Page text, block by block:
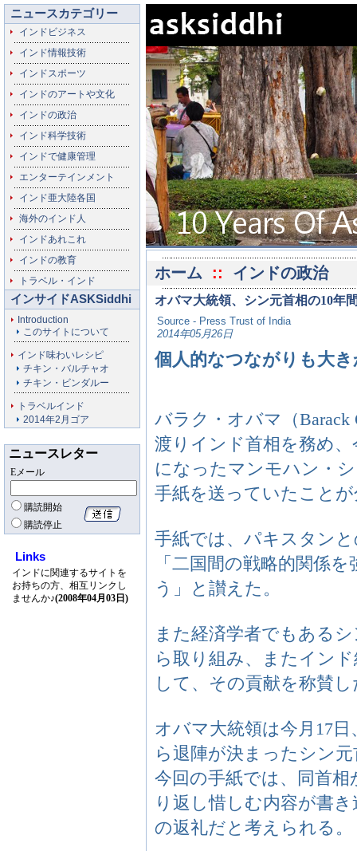
ニュースカテゴリー
インドビジネス
インド情報技術
インドスポーツ
インドのアートや文化
インドの政治
インド科学技術
インドで健康管理
エンターテインメント
インド亜大陸各国
海外のインド人
インドあれこれ
インドの教育
トラベル・インド
インサイドASKSiddhi
Introduction
このサイトについて
インド味わいレシピ
チキン・バルチャオ
チキン・ビンダルー
トラベルインド
2014年2月ゴア
ニュースレター
Eメール
購読開始
購読停止
Links
インドに関連するサイトを
お持ちの方、相互リンクし
ませんか♪(2008年04月03日)
ホーム :: インドの政治
オバマ大統領、シン元首相の10年
Source - Press Trust of India
2014年05月26日
個人的なつながりも大
バラク・オバマ（Barack
渡りインド首相を務め
になったマンモハン・
手紙を送っていたこと
手紙では、パキスタン
「二国間の戦略的関係
う」と讃えた。
また経済学者でもある
ら取り組み、またイン
して、その貢献を称賛し
オバマ大統領は今月17
ら退陣が決まったシン
今回の手紙では、同首
り返し惜しむ内容が書
の返礼だと考えられる。